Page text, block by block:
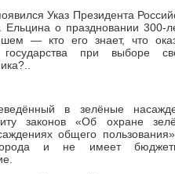
Указ Президента
о праздновании 300-
— кто его знает, что
при выборе
в зелёные
законов «Об охране
общего
и не имеет